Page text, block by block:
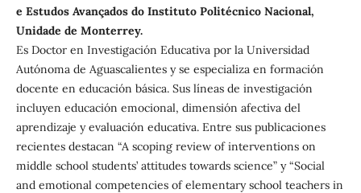
e Estudos Avançados do Instituto Politécnico Nacional,
Unidade de Monterrey.
Es Doctor en Investigación Educativa por la Universidad
Autónoma de Aguascalientes y se especializa en formación
docente en educación básica. Sus líneas de investigación
incluyen educación emocional, dimensión afectiva del
aprendizaje y evaluación educativa. Entre sus publicaciones
recientes destacan “A scoping review of interventions on
middle school students’ attitudes towards science” y “Social
and emotional competencies of elementary school teachers in